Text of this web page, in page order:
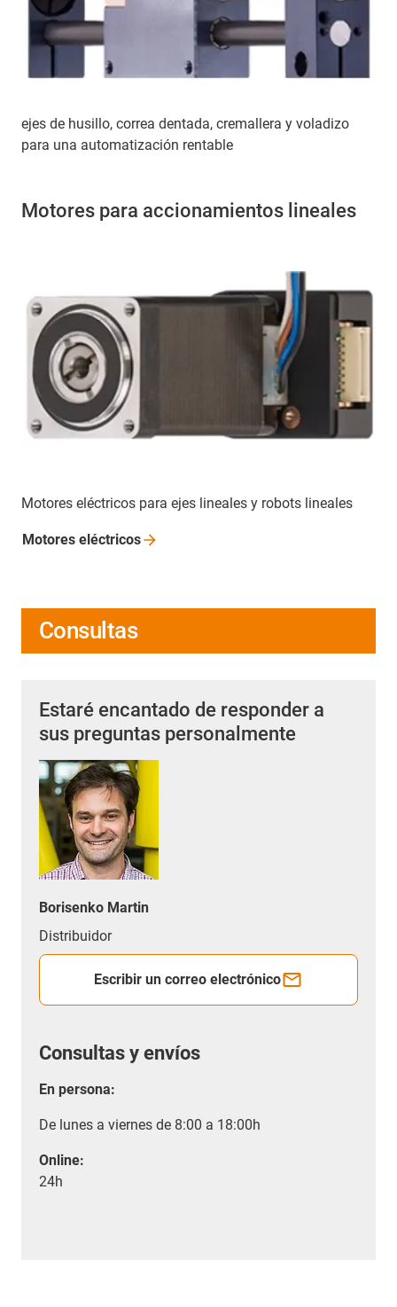
ejes de husillo, correa dentada, cremallera y voladizo
para una automatización rentable
Motores para accionamientos lineales
Motores eléctricos para ejes lineales y robots lineales
Motores eléctricos
Consultas
Estaré encantado de responder a
sus preguntas personalmente
Borisenko Martin
Distribuidor
Escribir un correo electrónico
Consultas y envíos
En persona:
De lunes a viernes de 8:00 a 18:00h
Online:
24h